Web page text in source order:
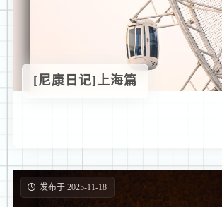
[尼康日记]上海篇
发布于 2025-11-18